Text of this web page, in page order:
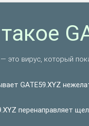
— это вирус, который
GATE59.XYZ
перенаправляет